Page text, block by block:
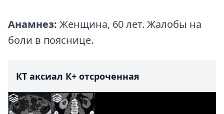
Анамнез: Женщина, 60 лет. Жалобы на
боли в пояснице.
КТ аксиал К+ отсроченная